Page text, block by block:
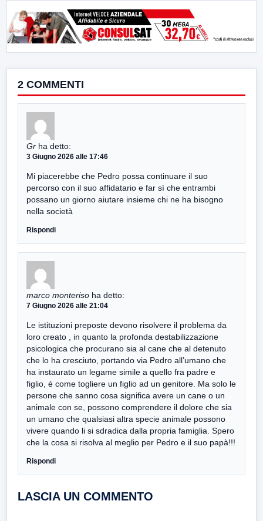
2 COMMENTI
Gr ha detto:
3 Giugno 2026 alle 17:46
Mi piacerebbe che Pedro possa continuare il suo
percorso con il suo affidatario e far sì che entrambi
possano un giorno aiutare insieme chi ne ha bisogno
nella società
Rispondi
marco monteriso ha detto:
7 Giugno 2026 alle 21:04
Le istituzioni preposte devono risolvere il problema da
loro creato , in quanto la profonda destabilizzazione
psicologica che procurano sia al cane che al detenuto
che lo ha cresciuto, portando via Pedro all’umano che
ha instaurato un legame simile a quello fra padre e
figlio, é come togliere un figlio ad un genitore. Ma solo le
persone che sanno cosa significa avere un cane o un
animale con se, possono comprendere il dolore che sia
un umano che qualsiasi altra specie animale possono
vivere quando li si sdradica dalla propria famiglia. Spero
che la cosa si risolva al meglio per Pedro e il suo papà!!!
Rispondi
LASCIA UN COMMENTO